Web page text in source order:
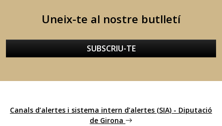
Uneix-te al nostre butlletí
SUBSCRIU-TE
Canals d’alertes i sistema intern d’alertes (SIA) - Diputació
de Girona